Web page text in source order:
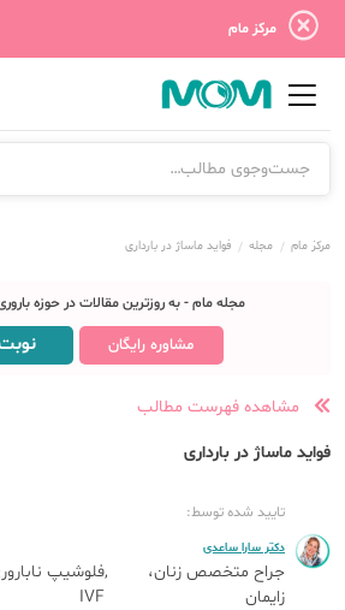
مرکز مام
مرکز مام مجله فواید ماساژ در بارداری
مجله مام - به روزترین مقالات در حوزه
مشاوره رایگان
مشاهده فهرست مطالب
فواید ماساژ در بارداری
تایید شده توسط:
دکتر سارا ساعدی
جراح متخصص زنان،
زایمان
فلوشیپ
IVF